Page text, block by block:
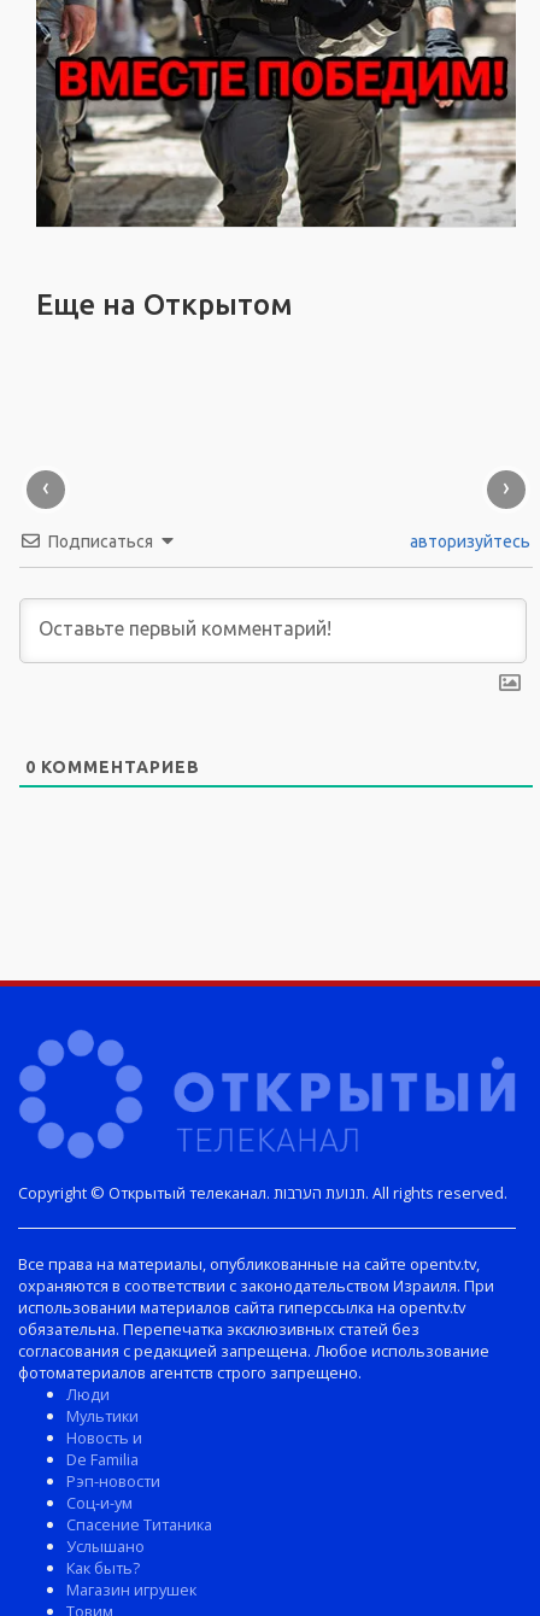
Еще на Открытом
‹ ›
Подписаться авторизуйтесь
0 КОММЕНТАРИЕВ
Copyright © Открытый телеканал. תנועת הערבות. All rights reserved.
Все права на материалы, опубликованные на сайте opentv.tv,
охраняются в соответствии с законодательством Израиля. При
использовании материалов сайта гиперссылка на opentv.tv
обязательна. Перепечатка эксклюзивных статей без
согласования с редакцией запрещена. Любое использование
фотоматериалов агентств строго запрещено.
Люди
Мультики
Новость и
De Familia
Рэп-новости
Соц-и-ум
Спасение Титаника
Услышано
Как быть?
Магазин игрушек
Товим